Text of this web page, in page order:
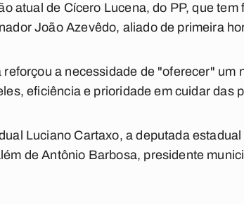
atual de Cícero Lucena, do PP, que tem
João Azevêdo, aliado de primeira
a necessidade de "oferecer" um
eficiência e prioridade em cuidar das
Luciano Cartaxo, a deputada
de Antônio Barbosa, presidente